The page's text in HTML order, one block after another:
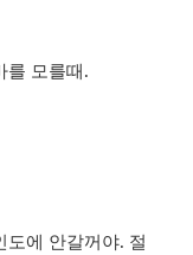
를 모를때.
도에 안갈꺼야. 절